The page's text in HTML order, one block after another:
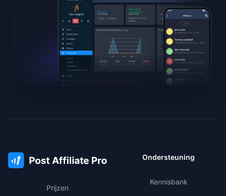
Prijzen
Ondersteuning
Kennisbank